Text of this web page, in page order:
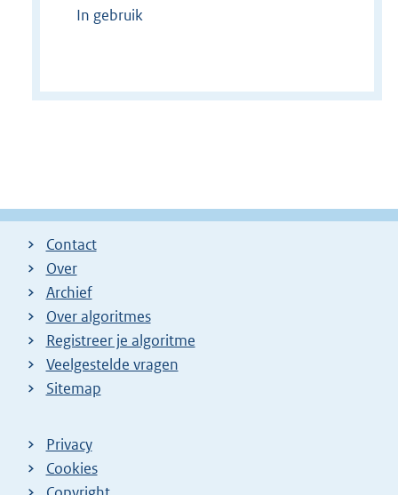
In gebruik
Contact
Over
Archief
Over algoritmes
Registreer je algoritme
Veelgestelde vragen
Sitemap
Privacy
Cookies